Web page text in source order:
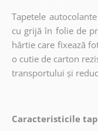
Tapetele
cu grijă în folie de
hârtie care fixează
o cutie de carton
transportului și
Caracteristicile